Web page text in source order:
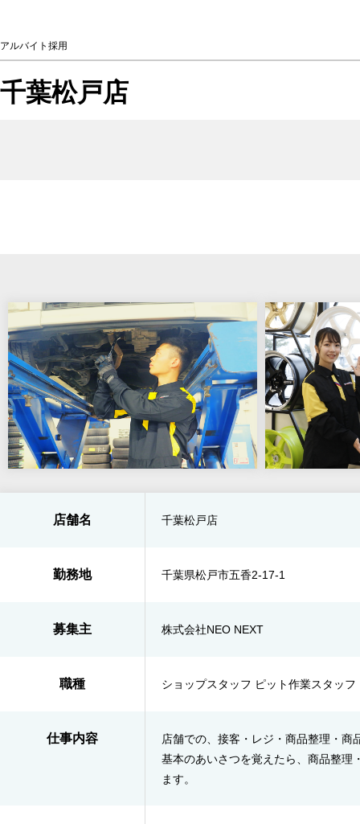
アルバイト採用
千葉松戸店
店舗名 千葉松戸店
勤務地 千葉県松戸市五香2-17-1
募集主 株式会社NEO NEXT
職種 ショップスタッフ ピット作業スタッフ
仕事内容
店舗での、接客・レジ・商品整理・
基本のあいさつを覚えたら、商品整理
ます。